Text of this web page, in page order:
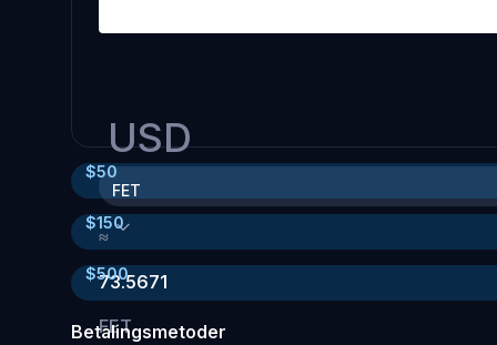
USD
FET
≈
73.5671
FET
$50
$150
$500
Betalingsmetoder